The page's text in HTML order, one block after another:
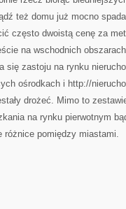
też domu już mocno
często dwoistą cenę za
na wschodnich
się zastoju na rynku
ośrodkach i http://
drożeć. Mimo to
na rynku pierwotnym
różnice pomiędzy miastami.